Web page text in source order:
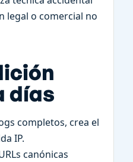
legal o comercial no
días
completos, crea el
IP.
canónicas